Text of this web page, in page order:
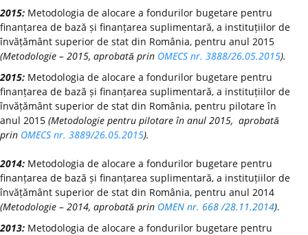
2015: Metodologia de alocare a fondurilor bugetare pentru
finanțarea de bază și finanțarea suplimentară, a instituțiilor de
învățământ superior de stat din România, pentru anul 2015
(Metodologie – 2015, aprobată prin OMECS nr. 3888/26.05.2015).
2015: Metodologia de alocare a fondurilor bugetare pentru
finanțarea de bază și finanțarea suplimentară, a instituțiilor de
învățământ superior de stat din România, pentru pilotare în
anul 2015 (Metodologie pentru pilotare în anul 2015, aprobată
prin OMECS nr. 3889/26.05.2015).
2014: Metodologia de alocare a fondurilor bugetare pentru
finanțarea de bază și finanțarea suplimentară, a instituțiilor de
învățământ superior de stat din România, pentru anul 2014
(Metodologie – 2014, aprobată prin OMEN nr. 668 /28.11.2014).
2013: Metodologia de alocare a fondurilor bugetare pentru